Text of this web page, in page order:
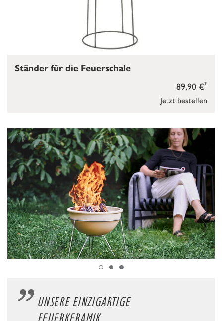
Jetzt bestellen
89,90 €*
Ständer für die Feuerschale
UNSERE EINZIGARTIGE